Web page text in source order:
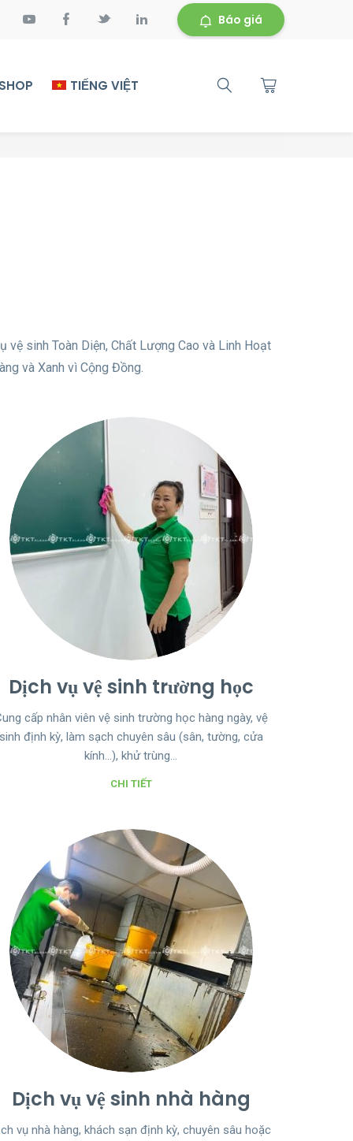
Báo giá
TIẾNG VIỆT
sinh Toàn Diện, Chất Lượng Cao và Linh Hoạt
và Xanh vì Cộng Đồng.
Dịch vụ vệ sinh trường học
cấp nhân viên vệ sinh trường học hàng ngày, vệ
định kỳ, làm sạch chuyên sâu (sân, tường, cửa
kính…), khử trùng…
CHI TIẾT
Dịch vụ vệ sinh nhà hàng
vụ nhà hàng, khách sạn định kỳ, chuyên sâu hoặc